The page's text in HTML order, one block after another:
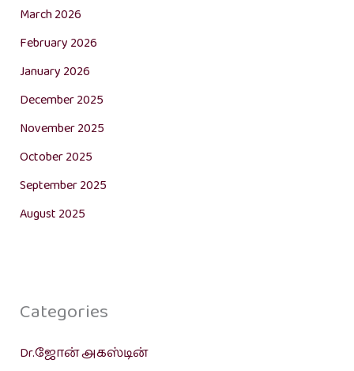
March 2026
February 2026
January 2026
December 2025
November 2025
October 2025
September 2025
August 2025
Categories
Dr.ஜோன் அகஸ்டின்